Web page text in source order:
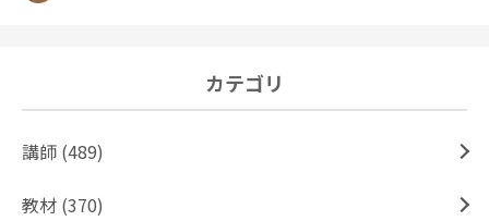
カテゴリ
講師 (489)
教材 (370)